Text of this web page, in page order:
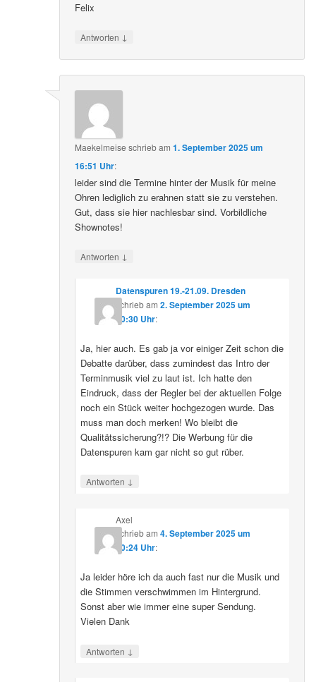
Felix
Antworten ↓
Maekelmeise schriebam1. September 2025 um
16:51 Uhr:
leider sind die Termine hinter der Musik für meine
Ohren lediglich zu erahnen statt sie zu verstehen.
Gut, dass sie hier nachlesbar sind. Vorbildliche
Shownotes!
Antworten ↓
Datenspuren 19.-21.09. Dresden
schriebam 2. September 2025 um
10:30 Uhr:
Ja, hier auch. Es gab ja vor einiger Zeit schon die
Debatte darüber, dass zumindest das Intro der
Terminmusik viel zu laut ist. Ich hatte den
Eindruck, dass der Regler bei der aktuellen Folge
noch ein Stück weiter hochgezogen wurde. Das
muss man doch merken! Wo bleibt die
Qualitätssicherung?!? Die Werbung für die
Datenspuren kam gar nicht so gut rüber.
Antworten ↓
Axel
schriebam 4. September 2025 um
10:24 Uhr:
Ja leider höre ich da auch fast nur die Musik und
die Stimmen verschwimmen im Hintergrund.
Sonst aber wie immer eine super Sendung.
Vielen Dank
Antworten ↓